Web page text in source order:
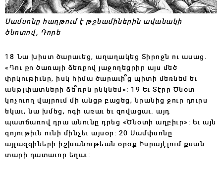
Սամսոնը հաղթում է թշնամիներին ավանակի
ծնոտով, Դորե
18 Նա խիստ ծարաւեց, աղաղակեց Տիրոջն ու ասաց.
«Դու քո ծառայի ձեռքով յաջողեցրիր այս մեծ
փրկութիւնը, իսկ հիմա ծարաւի՞ց պիտի մեռնեմ եւ
անթլփատների ձե՞ռքն ընկնեմ»: 19 Եւ Տէրը Ծնօտ
կոչուող վայրում մի անցք բացեց, նրանից ջուր դուրս
եկաւ, նա խմեց, ոգի առաւ եւ զովացաւ. այդ
պատճառով դրա անունը դրեց «Ծնօտի աղբիւր»: Եւ այն
գոյութիւն ունի մինչեւ այսօր: 20 Սամփսոնը
այլազգիների իշխանութեան օրօք Իսրայէլում քսան
տարի դատաւոր եղաւ: